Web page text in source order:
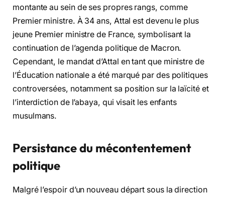
montante au sein de ses propres rangs, comme
Premier ministre. À 34 ans, Attal est devenu le plus
jeune Premier ministre de France, symbolisant la
continuation de l’agenda politique de Macron.
Cependant, le mandat d’Attal en tant que ministre de
l’Éducation nationale a été marqué par des politiques
controversées, notamment sa position sur la laïcité et
l’interdiction de l’abaya, qui visait les enfants
musulmans.
Persistance du mécontentement
politique
Malgré l’espoir d’un nouveau départ sous la direction